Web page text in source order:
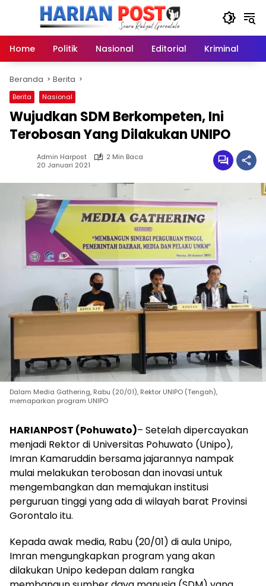
Home
Politik Nasional Editorial Kriminal
Beranda Berita
Berita Nasional
Wujudkan SDM Berkompeten, Ini
Terobosan Yang Dilakukan UNIPO
Admin Harpost
2 Min Baca
20 Januari 2021
Dalam Media Gathering, Rabu (20/01), Rektor UNIPO (Tengah),
memaparkan program UNIPO
HARIANPOST (Pohuwato)– Setelah dipercayakan
menjadi Rektor di Universitas Pohuwato (Unipo),
Imran Kamaruddin bersama jajarannya nampak
mulai melakukan terobosan dan inovasi untuk
mengembangkan dan memajukan institusi
perguruan tinggi yang ada di wilayah barat Provinsi
Gorontalo itu.
Kepada awak media, Rabu (20/01) di aula Unipo,
Imran mengungkapkan program yang akan
dilakukan Unipo kedepan dalam rangka